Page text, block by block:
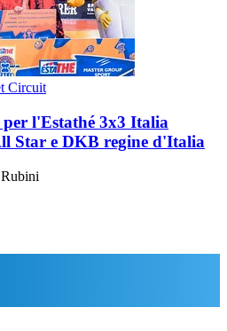
Circuit
l'Estathé 3x3 Italia
Star e DKB regine d'Italia